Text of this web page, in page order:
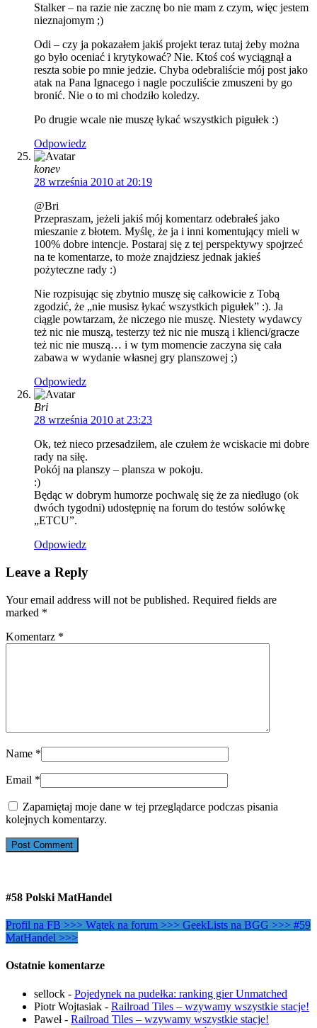
Stalker – na razie nie zacznę bo nie mam z czym, więc jestem
nieznajomym ;)
Odi – czy ja pokazałem jakiś projekt teraz tutaj żeby można
go było oceniać i krytykować? Nie. Ktoś coś wyciągnął a
reszta sobie po mnie jedzie. Chyba odebraliście mój post jako
atak na Pana Ignacego i nagle poczuliście zmuszeni by go
bronić. Nie o to mi chodziło koledzy.
Po drugie wcale nie muszę łykać wszystkich pigułek :)
Odpowiedz
konev
28 września 2010 at 20:19
@Bri
Przepraszam, jeżeli jakiś mój komentarz odebrałeś jako
mieszanie z błotem. Myślę, że ja i inni komentujący mieli w
100% dobre intencje. Postaraj się z tej perspektywy spojrzeć
na te komentarze, to może znajdziesz jednak jakieś
pożyteczne rady :)
Nie rozpisując się zbytnio muszę się całkowicie z Tobą
zgodzić, że „nie musisz łykać wszystkich pigułek” :). Ja
ciągle powtarzam, że niczego nie muszę. Niestety wydawcy
też nic nie muszą, testerzy też nic nie muszą i klienci/gracze
też nic nie muszą… i w tym momencie zaczyna się cała
zabawa w wydanie własnej gry planszowej ;)
Odpowiedz
Bri
28 września 2010 at 23:23
Ok, też nieco przesadziłem, ale czułem że wciskacie mi dobre
rady na siłę.
Pokój na planszy – plansza w pokoju.
:)
Będąc w dobrym humorze pochwalę się że za niedługo (ok
dwóch tygodni) udostępnię na forum do testów solówkę
„ETCU”.
Odpowiedz
Leave a Reply
Your email address will not be published. Required fields are
marked *
Komentarz *
Name *
Email *
Zapamiętaj moje dane w tej przeglądarce podczas pisania
kolejnych komentarzy.
#58 Polski MatHandel
Profil na FB >>> Wątek na forum >>> GeekLists na BGG >>> #59
MatHandel >>>
Ostatnie komentarze
sellock - Pojedynek na pudełka: ranking gier Unmatched
Piotr Wojtasiak - Railroad Tiles – wzywamy wszystkie stacje!
Paweł- Railroad Tiles – wzywamy wszystkie stacje!